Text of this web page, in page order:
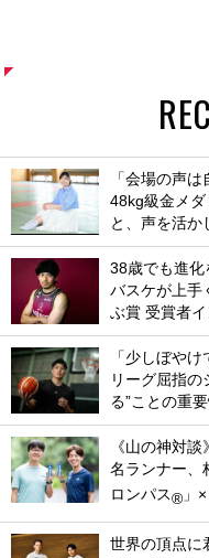
「会場の声
48kg級金メ
と、声を活か
38歳でも進化
バスケが上手
ぶ賞 受賞者イ
「少しぼや
リーグ屈指の
る”ことの重
《山の神対
名ランナー、
ロンパス® 」
世界の頂点に